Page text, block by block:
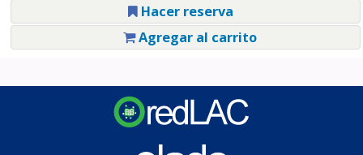
Hacer reserva
Agregar al carrito